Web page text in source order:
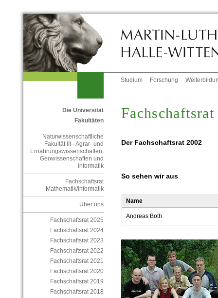
Studium Forschung
Die Universität
Fakultäten
Naturwissenschaftliche
Fakultät III - Agrar- und
Ernährungswissenschaften,
Geowissenschaften und
Informatik
Fachschaftsrat
Mathematik/Informatik
Über uns
Fachschaftsrat 2025
Fachschaftsrat 2024
Fachschaftsrat 2023
Fachschaftsrat 2022
Fachschaftsrat 2021
Fachschaftsrat 2020
Fachschaftsrat 2019
Fachschaftsrat 2018
Der Fachschaftsrat 2002
So sehen wir aus
Name
Andreas Both